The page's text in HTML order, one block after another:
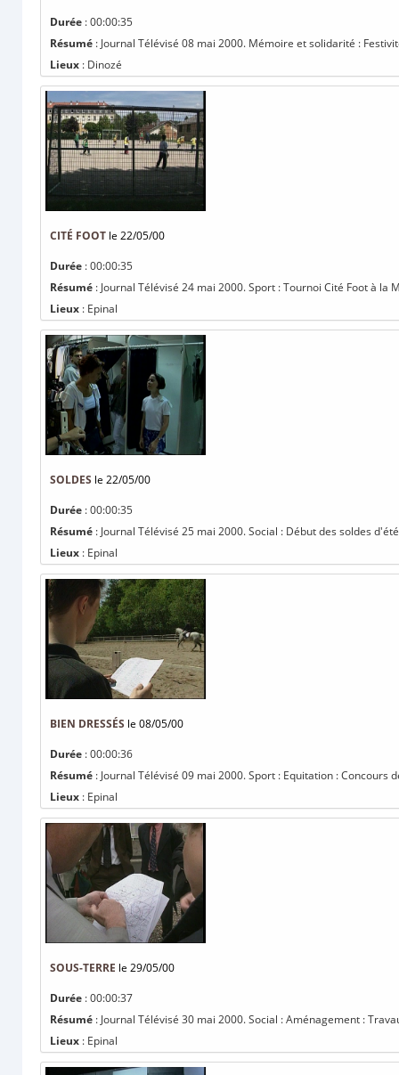
Durée : 00:00:35
Résumé : Journal Télévisé 08 mai 2000. Mémoire et solidarité :
Lieux : Dinozé
CITÉ FOOT le 22/05/00
Durée : 00:00:35
Résumé : Journal Télévisé 24 mai 2000. Sport : Tournoi Cité Foot à la
Lieux : Epinal
SOLDES le 22/05/00
Durée : 00:00:35
Résumé : Journal Télévisé 25 mai 2000. Social : Début des soldes
Lieux : Epinal
BIEN DRESSÉS le 08/05/00
Durée : 00:00:36
Résumé : Journal Télévisé 09 mai 2000. Sport : Equitation : Concours
Lieux : Epinal
SOUS-TERRE le 29/05/00
Durée : 00:00:37
Résumé : Journal Télévisé 30 mai 2000. Social : Aménagement :
Lieux : Epinal